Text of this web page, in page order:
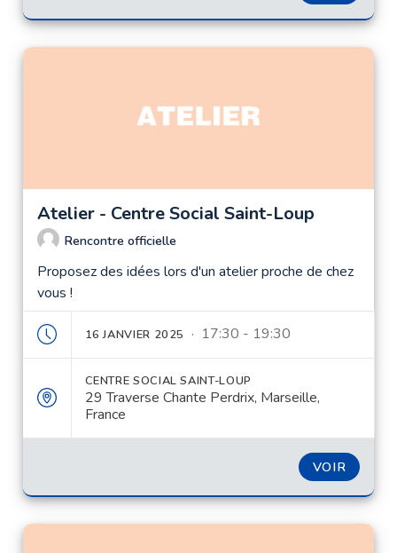
Atelier - Centre Social Saint-Loup
Rencontre officielle
Proposez des idées lors d'un atelier proche de chez
vous !
16 JANVIER 2025 · 17:30 - 19:30
CENTRE SOCIAL SAINT-LOUP
29 Traverse Chante Perdrix, Marseille,
France
VOIR